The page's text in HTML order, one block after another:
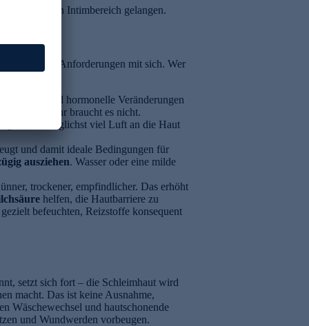
in den Intimbereich gelangen.
andere Anforderungen mit sich. Wer
und hormonelle Veränderungen
– mehr braucht es nicht.
und möglichst viel Luft an die Haut
und damit ideale Bedingungen für
ausziehen. Wasser oder eine milde
trockener, empfindlicher. Das erhöht
helfen, die Hautbarriere zu
befeuchten, Reizstoffe konsequent
setzt sich fort – die Schleimhaut wird
macht. Das ist keine Ausnahme,
Wäschewechsel und hautschonende
und Wundwerden vorbeugen.